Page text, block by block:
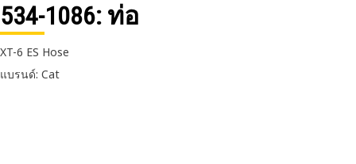
534-1086: ท่อ
XT-6 ES Hose
แบรนด์: Cat